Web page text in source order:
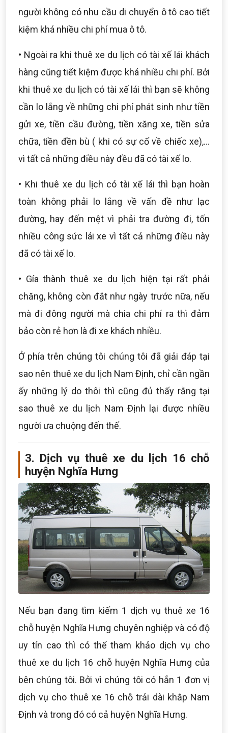
người không có nhu cầu di chuyển ô tô cao tiết
kiệm khá nhiều chi phí mua ô tô.
• Ngoài ra khi thuê xe du lịch có tài xế lái khách
hàng cũng tiết kiệm được khá nhiều chi phí. Bởi
khi thuê xe du lịch có tài xế lái thì bạn sẽ không
cần lo lắng về những chi phí phát sinh như tiền
gửi xe, tiền cầu đường, tiền xăng xe, tiền sửa
chữa, tiền đền bù ( khi có sự cố về chiếc xe),...
vì tất cả những điều này đều đã có tài xế lo.
• Khi thuê xe du lịch có tài xế lái thì bạn hoàn
toàn không phải lo lắng về vấn đề như lạc
đường, hay đến mệt vì phải tra đường đi, tốn
nhiều công sức lái xe vì tất cả những điều này
đã có tài xế lo.
• Gía thành thuê xe du lịch hiện tại rất phải
chăng, không còn đắt như ngày trước nữa, nếu
mà đi đông người mà chia chi phí ra thì đảm
bảo còn rẻ hơn là đi xe khách nhiều.
Ở phía trên chúng tôi chúng tôi đã giải đáp tại
sao nên thuê xe du lịch Nam Định, chỉ cần ngần
ấy những lý do thôi thì cũng đủ thấy rằng tại
sao thuê xe du lịch Nam Định lại được nhiều
người ưa chuộng đến thế.
3. Dịch vụ thuê xe du lịch 16 chỗ
huyện Nghĩa Hưng
Nếu bạn đang tìm kiếm 1 dịch vụ thuê xe 16
chỗ huyện Nghĩa Hưng chuyên nghiệp và có độ
uy tín cao thì có thể tham khảo dịch vụ cho
thuê xe du lịch 16 chỗ huyện Nghĩa Hưng của
bên chúng tôi. Bởi vì chúng tôi có hẳn 1 đơn vị
dịch vụ cho thuê xe 16 chỗ trải dài khắp Nam
Định và trong đó có cả huyện Nghĩa Hưng.